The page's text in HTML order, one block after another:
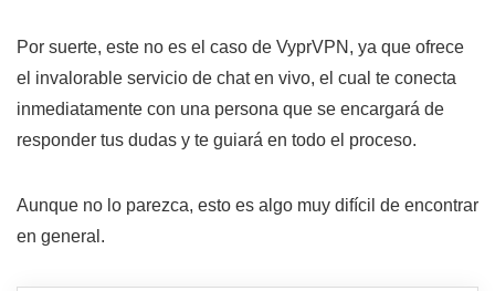
Por suerte, este no es el caso de VyprVPN, ya que ofrece
el invalorable servicio de chat en vivo, el cual te conecta
inmediatamente con una persona que se encargará de
responder tus dudas y te guiará en todo el proceso.
Aunque no lo parezca, esto es algo muy difícil de encontrar
en general.